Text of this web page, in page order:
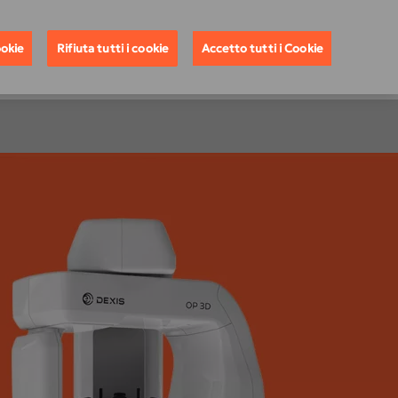
DI 10 ANNI SU CBCT
Rifiuta tutti i cookie Accetto tutti i Cookie